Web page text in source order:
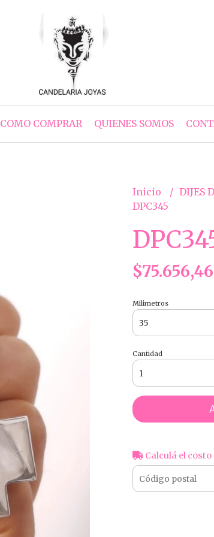
COMO COMPRAR QUIENES SOMOS
Inicio DIJES
DPC345
$75.656,46
Milimetros
Cantidad
Calculá el costo